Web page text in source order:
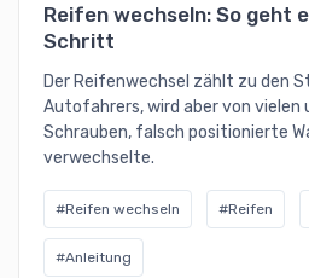
Reifen wechseln: So geht
Schritt
Der Reifenwechsel zählt zu den
Autofahrers, wird aber von
Schrauben, falsch positionierte
verwechselte.
#Reifen wechseln #Reifen
#Anleitung